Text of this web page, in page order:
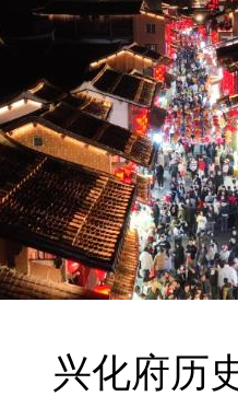
兴化府历